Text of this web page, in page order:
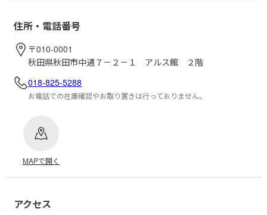
住所・電話番号
〒010-0001
秋田県秋田市中通７－２－１ アルス館 ２階
018-825-5288
お電話での在庫確認やお取り置きは行っておりません。
MAPで開く
アクセス